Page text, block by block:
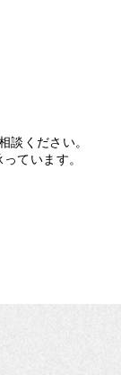
談ください。
ています。